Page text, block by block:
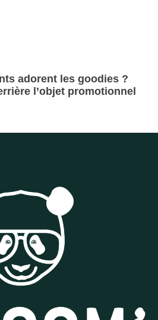
adorent les goodies ?
l’objet promotionnel